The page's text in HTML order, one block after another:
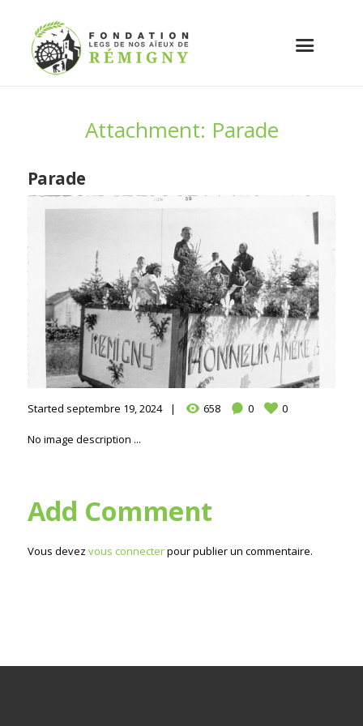
Attachment: Parade
Parade
Started septembre 19, 2024 658 0 0
No image description ...
Add Comment
Vous devez vous connecterpour publier un commentaire.